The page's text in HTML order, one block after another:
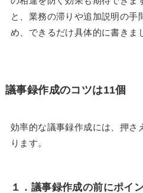
と、業務の滞りや追加説明の手
め、できるだけ具体的に書きま
議事録作成のコツは11個
効率的な議事録作成には、押さ
ります。
１． 議事録作成の前にポイ